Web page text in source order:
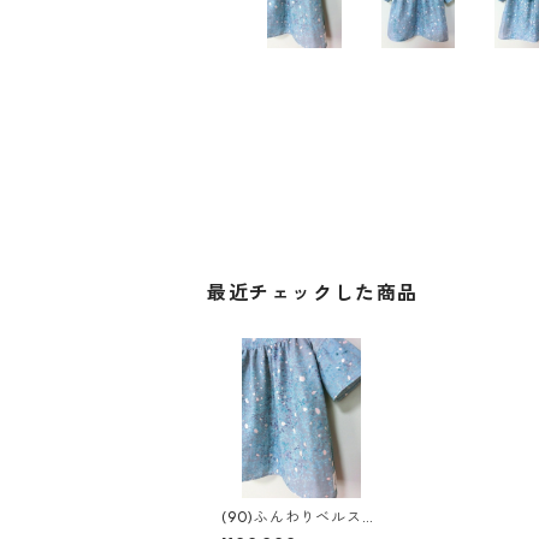
最近チェックした商品
(90)ふんわりベルスリ
ーブワンピ